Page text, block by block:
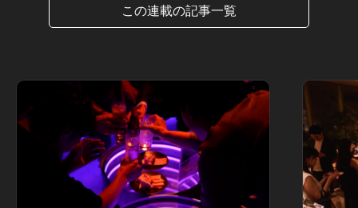
この連載の記事一覧